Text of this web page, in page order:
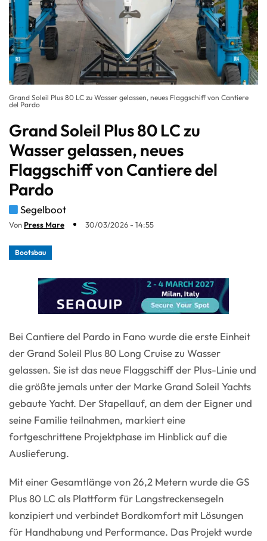
Grand Soleil Plus 80 LC zu Wasser gelassen, neues Flaggschiff von Cantiere
del Pardo
Grand Soleil Plus 80 LC zu
Wasser gelassen, neues
Flaggschiff von Cantiere del
Pardo
Segelboot
Von Press Mare 30/03/2026 - 14:55
Bootsbau
Bei Cantiere del Pardo in Fano wurde die erste Einheit
der Grand Soleil Plus 80 Long Cruise zu Wasser
gelassen. Sie ist das neue Flaggschiff der Plus-Linie und
die größte jemals unter der Marke Grand Soleil Yachts
gebaute Yacht. Der Stapellauf, an dem der Eigner und
seine Familie teilnahmen, markiert eine
fortgeschrittene Projektphase im Hinblick auf die
Auslieferung.
Mit einer Gesamtlänge von 26,2 Metern wurde die GS
Plus 80 LC als Plattform für Langstreckensegeln
konzipiert und verbindet Bordkomfort mit Lösungen
für Handhabung und Performance. Das Projekt wurde